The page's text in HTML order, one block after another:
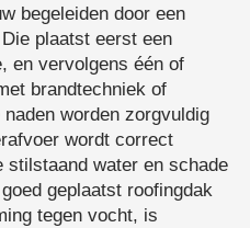
begeleiden door een
plaatst eerst een
en vervolgens één of
brandtechniek of
worden zorgvuldig
wordt correct
stilstaand water en schade
geplaatst roofingdak
tegen vocht, is